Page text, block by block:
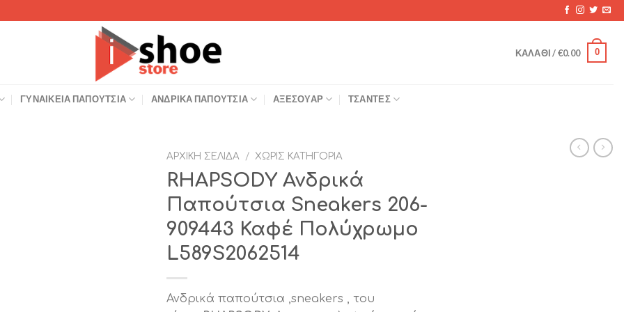
ΚΑΛΆΘΙ /€0.00 0
ΓΥΝΑΙΚΕΊΑ ΠΑΠΟΎΤΣΙΑ ΑΝΔΡΙΚΆ ΠΑΠΟΎΤΣΙΑ ΑΞΕΣΟΥΆΡ ΤΣΆΝΤΕΣ
ΑΡΧΙΚΉ ΣΕΛΊΔΑ / ΧΩΡΊΣ ΚΑΤΗΓΟΡΊΑ
RHAPSODY Ανδρικά
Παπούτσια Sneakers 206-
909443 Καφέ Πολύχρωμο
L589S2062514
Ανδρικά παπούτσια ,sneakers , του